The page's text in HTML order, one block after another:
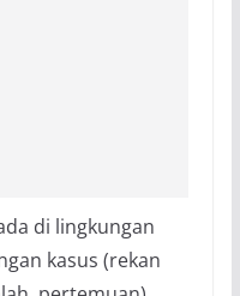
di lingkungan
kasus (rekan